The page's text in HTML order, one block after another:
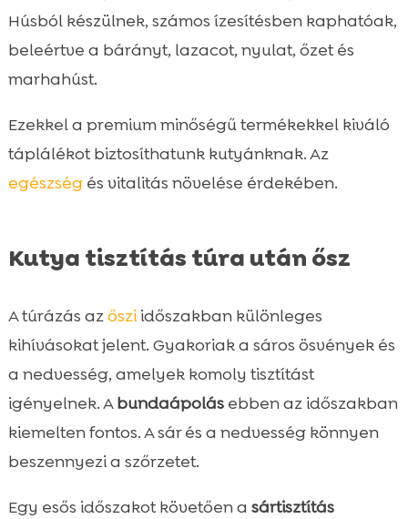
Húsból készülnek, számos ízesítésben kaphatóak,
beleértve a bárányt, lazacot, nyulat, őzet és
marhahúst.
Ezekkel a premium minőségű termékekkel kiváló
táplálékot biztosíthatunk kutyánknak. Az
egészségés vitalitás növelése érdekében.
Kutya tisztítás túra után ősz
A túrázás azősziidőszakban különleges
kihívásokat jelent. Gyakoriak a sáros ösvények és
a nedvesség, amelyek komoly tisztítást
igényelnek. Abundaápolásebben az időszakban
kiemelten fontos. A sár és a nedvesség könnyen
beszennyezi a szőrzetet.
Egy esős időszakot követően a sártisztítás